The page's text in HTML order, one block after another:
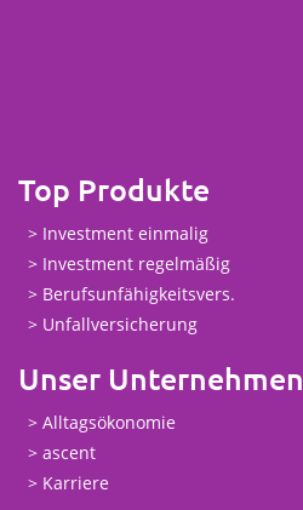
Top Produkte
Investment einmalig
Investment regelmäßig
Berufsunfähigkeitsvers.
Unfallversicherung
Unser Unternehmen
Alltagsökonomie
ascent
Karriere